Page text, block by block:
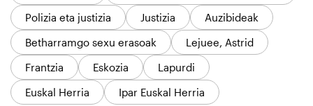
Polizia eta justizia
Justizia
Auzibideak
Betharramgo sexu erasoak
Lejuee, Astrid
Frantzia
Eskozia
Lapurdi
Euskal Herria
Ipar Euskal Herria